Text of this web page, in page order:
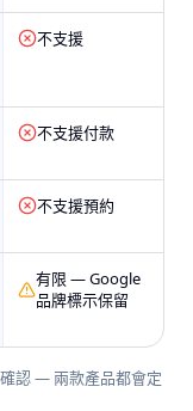
不支援
不支援付款
不支援預約
有限 — Google
品牌標示保留
認 — 兩款產品都會定